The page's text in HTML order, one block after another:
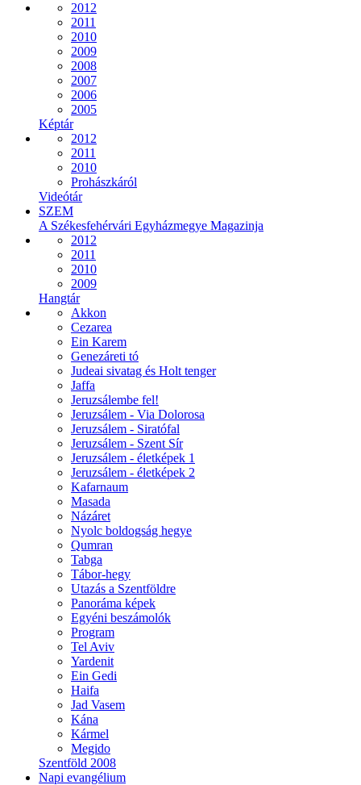
2012
2011
2010
2009
2008
2007
2006
2005
Képtár
2012
2011
2010
Prohászkáról
Videótár
SZEM
A Székesfehérvári Egyházmegye Magazinja
2012
2011
2010
2009
Hangtár
Akkon
Cezarea
Ein Karem
Genezáreti tó
Judeai sivatag és Holt tenger
Jaffa
Jeruzsálembe fel!
Jeruzsálem - Via Dolorosa
Jeruzsálem - Siratófal
Jeruzsálem - Szent Sír
Jeruzsálem - életképek 1
Jeruzsálem - életképek 2
Kafarnaum
Masada
Názáret
Nyolc boldogság hegye
Qumran
Tabga
Tábor-hegy
Utazás a Szentföldre
Panoráma képek
Egyéni beszámolók
Program
Tel Aviv
Yardenit
Ein Gedi
Haifa
Jad Vasem
Kána
Kármel
Megido
Szentföld 2008
Napi evangélium